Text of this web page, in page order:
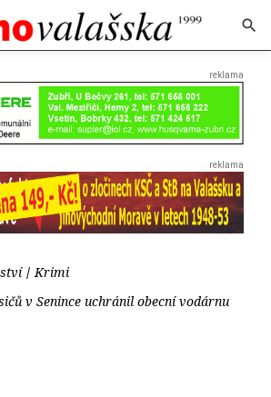
Krimi
v Senince uchránil obecní vodárnu